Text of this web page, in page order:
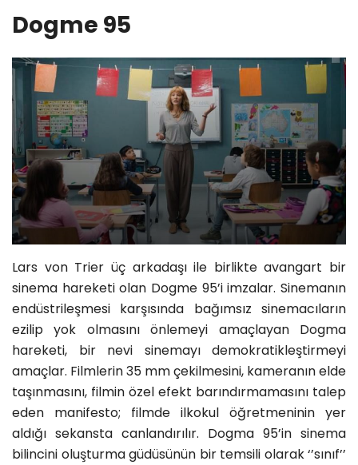
Dogme 95
”Hiçbir şey orijinal değildir”
Lars von Trier üç arkadaşı ile birlikte avangart bir
sinema hareketi olan Dogme 95’i imzalar. Sinemanın
endüstrileşmesi karşısında bağımsız sinemacıların
ezilip yok olmasını önlemeyi amaçlayan Dogma
hareketi, bir nevi sinemayı demokratikleştirmeyi
amaçlar. Filmlerin 35 mm çekilmesini, kameranın elde
taşınmasını, filmin özel efekt barındırmamasını talep
eden manifesto; filmde ilkokul öğretmeninin yer
aldığı sekansta canlandırılır. Dogma 95’in sinema
bilincini oluşturma güdüsünün bir temsili olarak ‘’sınıf’’